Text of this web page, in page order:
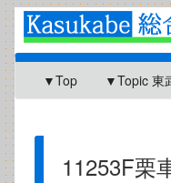
▼Top ▼Topic 東
11253F栗